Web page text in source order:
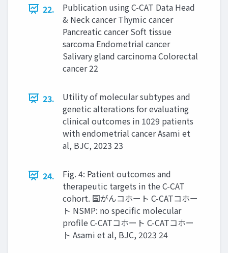
22.
Publication using C-CAT Data Head
& Neck cancer Thymic cancer
Pancreatic cancer Soft tissue
sarcoma Endometrial cancer
Salivary gland carcinoma Colorectal
cancer 22
23.
Utility of molecular subtypes and
genetic alterations for evaluating
clinical outcomes in 1029 patients
with endometrial cancer Asami et
al, BJC, 2023 23
24.
Fig. 4: Patient outcomes and
therapeutic targets in the C-CAT
cohort. 国がんコホート C-CATコホー
ト NSMP: no specific molecular
profile C-CATコホート C-CATコホー
ト Asami et al, BJC, 2023 24